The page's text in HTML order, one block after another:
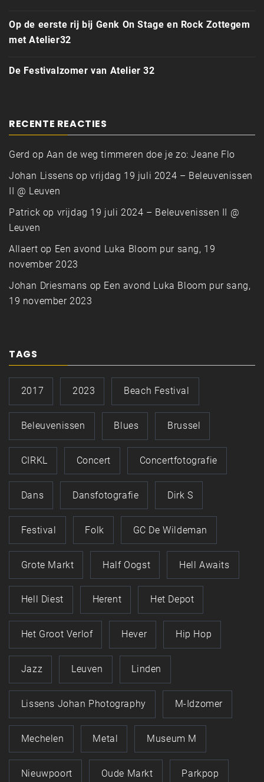
Op de eerste rij bij Genk On Stage en Rock Zottegem
met Atelier32
De Festivalzomer van Atelier 32
RECENTE REACTIES
Gerd op Aan de weg timmeren doe je zo: Jeane Flo
Johan Lissens opvrijdag 19 juli 2024 – Beleuvenissen
II @ Leuven
Patrick op vrijdag 19 juli 2024 – Beleuvenissen II @
Leuven
Allaert op Een avond Luka Bloom pur sang, 19
november 2023
Johan Driesmans op Een avond Luka Bloom pur sang,
19 november 2023
TAGS
2017 2023 Beach Festival
Beleuvenissen Blues Brussel
CIRKL Concert Concertfotografie
Dans Dansfotografie Dirk S
Festival Folk GC De Wildeman
Grote Markt Half Oogst Hell Awaits
Hell Diest Herent Het Depot
Het Groot Verlof Hever Hip Hop
Jazz Leuven Linden
Lissens Johan Photography M-Idzomer
Mechelen Metal Museum M
Nieuwpoort Oude Markt Parkpop